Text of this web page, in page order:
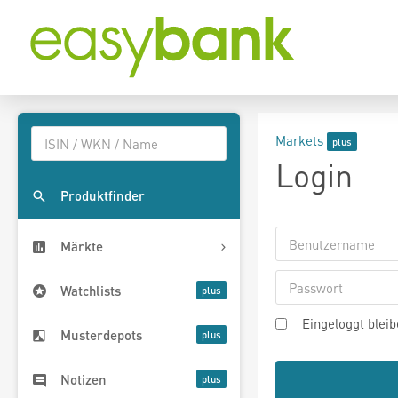
Produktfinder
Märkte
Watchlists
Musterdepots
Notizen
Markets
Login
Eingeloggt